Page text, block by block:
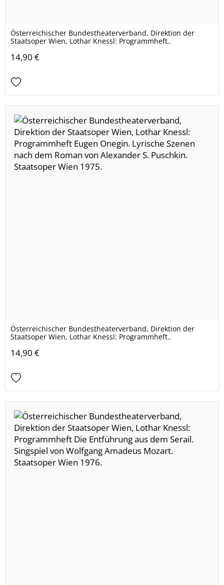
Österreichischer Bundestheaterverband, Direktion der
Staatsoper Wien, Lothar Knessl: Programmheft..
14,90 €
Österreichischer Bundestheaterverband, Direktion der
Staatsoper Wien, Lothar Knessl: Programmheft..
14,90 €